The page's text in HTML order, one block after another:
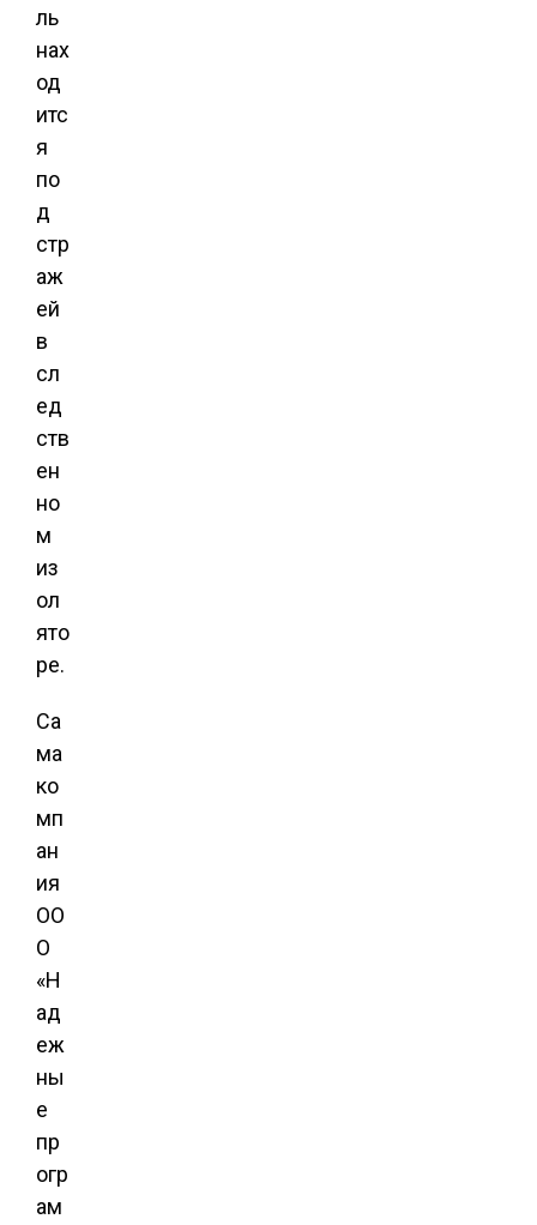
ль
нах
од
итс
я
по
д
стр
аж
ей
в
сл
ед
ств
ен
но
м
из
ол
ято
ре.
Са
ма
ко
мп
ан
ия
ОО
О
«Н
ад
еж
ны
е
пр
огр
ам